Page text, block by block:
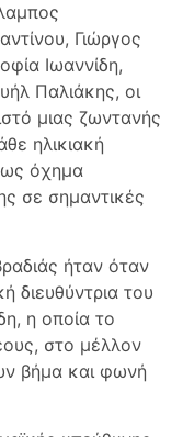
Γιώργος
Ιωαννίδη,
Παλιάκης, οι
μιας ζωντανής
ηλικιακή
ως όχημα
σε σημαντικές
ήταν όταν
διευθύντρια του
η οποία το
στο μέλλον
βήμα και φωνή